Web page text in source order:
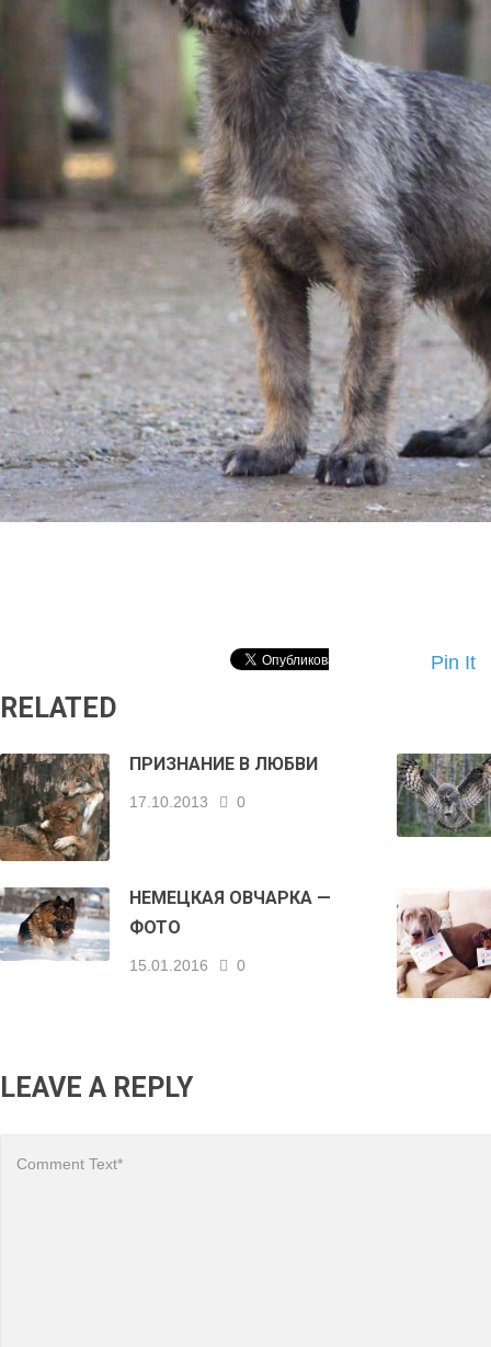
Pin It
RELATED
ПРИЗНАНИЕ В ЛЮБВИ
17.10.2013 0
НЕМЕЦКАЯ ОВЧАРКА —
ФОТО
15.01.2016 0
LEAVE A REPLY